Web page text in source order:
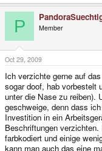
P Member
Oct 29, 2009
Ich verzichte gerne auf
sogar doof, hab vorbestelt
unter die Nase zu reiben).
geschweige, denn dass
Investition in ein
Beschriftungen
farbkodiert und einige
kann man auch das eine